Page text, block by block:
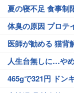
夏の寝不足 食事制
体臭の原因 プロテ
医師が勧める 猫背
人生台無しに…や
465gで321円 ドン